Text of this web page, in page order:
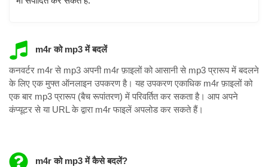
m4r को mp3 में बदलें
कनवर्टर m4r से mp3 अपनी m4r फ़ाइलों को आसानी से mp3 प्रारूप में बदलने
के लिए एक मुफ्त ऑनलाइन उपकरण है। यह उपकरण एकाधिक m4r फ़ाइलों को
एक बार mp3 प्रारूप (बैच रूपांतरण) में परिवर्तित कर सकता है। आप अपने
कंप्यूटर से या URL के द्वारा m4r फाइलें अपलोड कर सकते हैं।
m4r को mp3 में कैसे बदलें?